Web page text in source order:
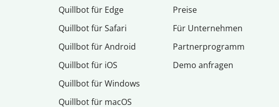
Quillbot für Edge
Quillbot für Safari
Quillbot für Android
Quillbot für iOS
Quillbot für Windows
Quillbot für macOS
Preise
Für Unternehmen
Partnerprogramm
Demo anfragen